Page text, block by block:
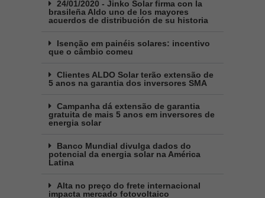
24/01/2020 - Jinko Solar firma con la
brasileña Aldo uno de los mayores
acuerdos de distribución de su historia
Isenção em painéis solares: incentivo
que o câmbio comeu
Clientes ALDO Solar terão extensão de
5 anos na garantia dos inversores SMA
Campanha dá extensão de garantia
gratuita de mais 5 anos em inversores de
energia solar
Banco Mundial divulga dados do
potencial da energia solar na América
Latina
Alta no preço do frete internacional
impacta mercado fotovoltaico